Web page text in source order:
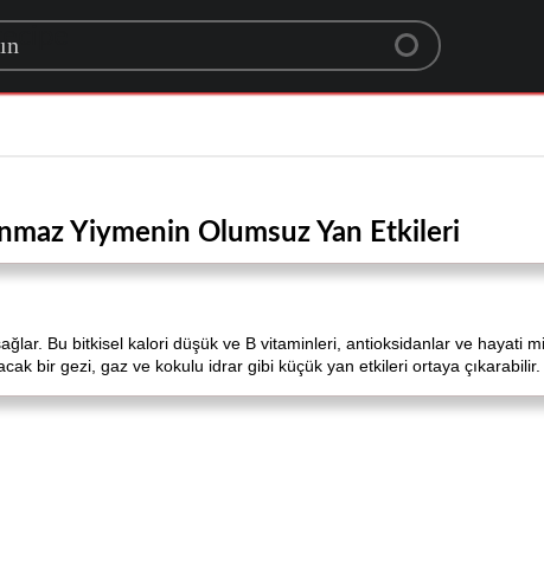
Yiymenin Olumsuz Yan Etkileri
Bu bitkisel kalori düşük ve B vitaminleri, antioksidanlar ve hayati
bir gezi, gaz ve kokulu idrar gibi küçük yan etkileri ortaya